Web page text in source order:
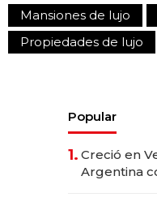
Mansiones de lujo
Propiedades de lujo
Popular
1. Creció en
Argentina